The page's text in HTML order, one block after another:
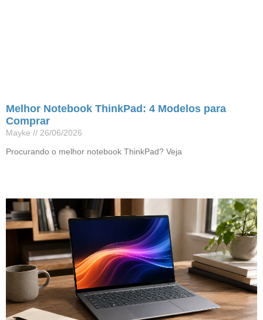
Melhor Notebook ThinkPad: 4 Modelos para
Comprar
Mayke
26/06/2026
Procurando o melhor notebook ThinkPad? Veja